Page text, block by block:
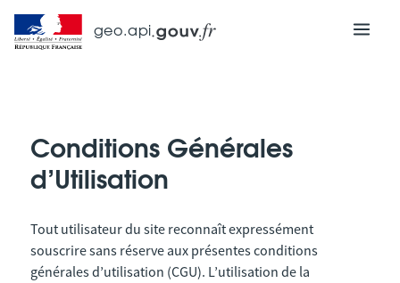
geo.api
Conditions Générales
d’Utilisation
Tout utilisateur du site reconnaît expressément
souscrire sans réserve aux présentes conditions
générales d’utilisation (CGU). L’utilisation de la